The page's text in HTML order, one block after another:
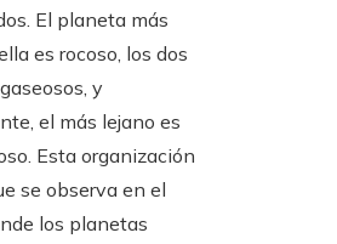
El planeta más
es rocoso, los dos
y
el más lejano es
Esta organización
se observa en el
los planetas